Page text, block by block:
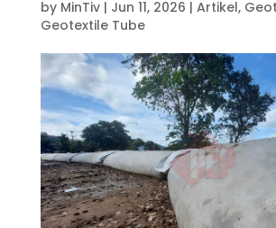
by MinTiv| Jun 11, 2026 | Artikel,
Geotextile Tube